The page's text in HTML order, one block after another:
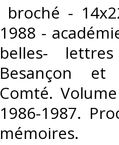
broché -
1988 -
belles-
Besançon
Comté.
1986-1987.
mémoires. ‎